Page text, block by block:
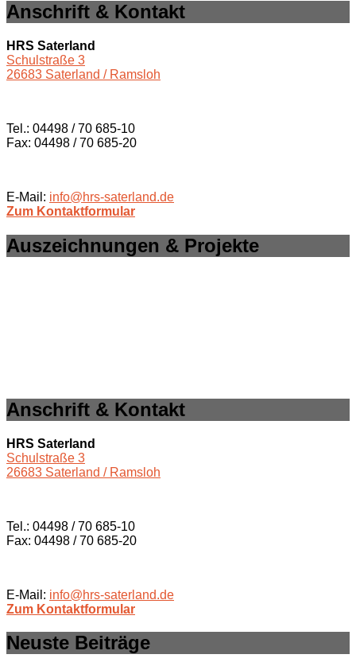
Anschrift & Kontakt
HRS Saterland
Schulstraße 3
26683 Saterland / Ramsloh
Tel.: 04498 / 70 685-10
Fax: 04498 / 70 685-20
E-Mail: info@hrs-saterland.de
Zum Kontaktformular
Auszeichnungen & Projekte
Anschrift & Kontakt
HRS Saterland
Schulstraße 3
26683 Saterland / Ramsloh
Tel.: 04498 / 70 685-10
Fax: 04498 / 70 685-20
E-Mail: info@hrs-saterland.de
Zum Kontaktformular
Neuste Beiträge